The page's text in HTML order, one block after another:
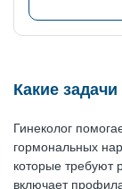
Какие
Гинеколог
гормональных
которые требуют
включает